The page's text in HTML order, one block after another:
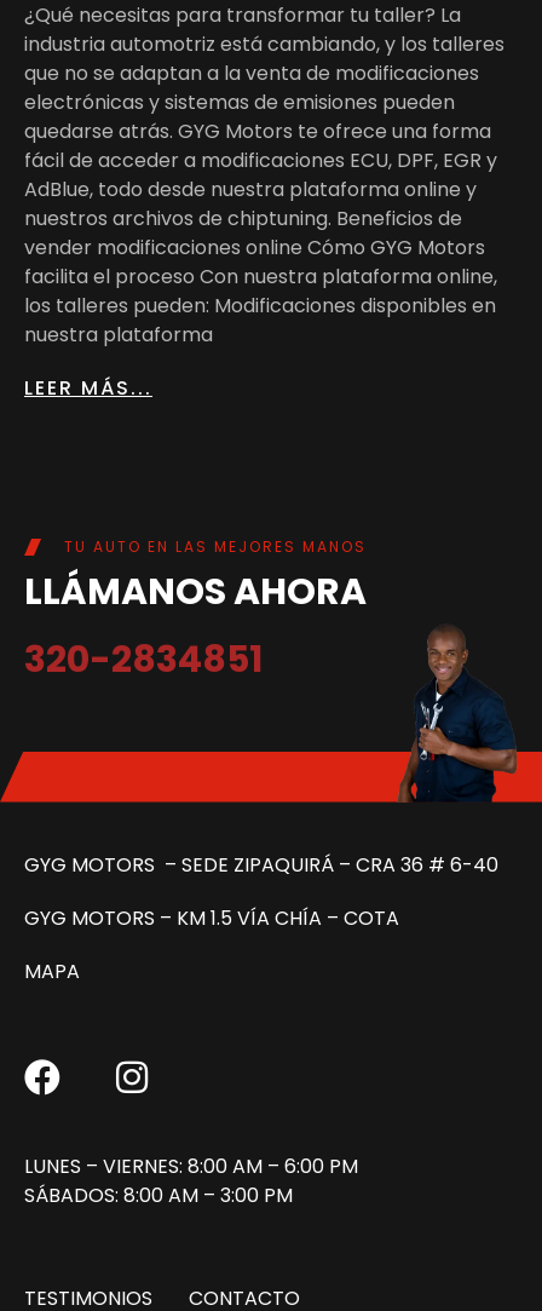
¿Qué necesitas para transformar tu taller? La
industria automotriz está cambiando, y los talleres
que no se adaptan a la venta de modificaciones
electrónicas y sistemas de emisiones pueden
quedarse atrás. GYG Motors te ofrece una forma
fácil de acceder a modificaciones ECU, DPF, EGR y
AdBlue, todo desde nuestra plataforma online y
nuestros archivos de chiptuning. Beneficios de
vender modificaciones online Cómo GYG Motors
facilita el proceso Con nuestra plataforma online,
los talleres pueden: Modificaciones disponibles en
nuestra plataforma
LEER MÁS...
TU AUTO EN LAS MEJORES MANOS
LLÁMANOS AHORA
320-2834851
GYG MOTORS – SEDE ZIPAQUIRÁ – CRA 36 # 6-40
GYG MOTORS – KM 1.5 VÍA CHÍA – COTA
MAPA
LUNES – VIERNES: 8:00 AM – 6:00 PM
SÁBADOS: 8:00 AM – 3:00 PM
TESTIMONIOS CONTACTO